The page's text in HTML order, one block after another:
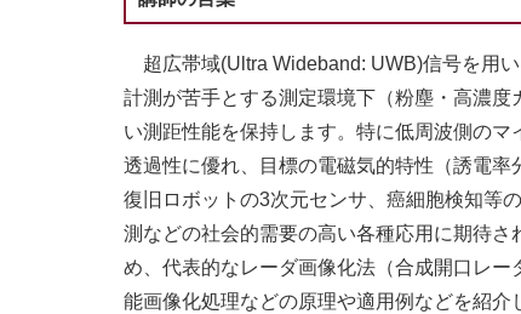
超広帯域(Ultra Wideband: UWB)信号を用
計測が苦手とする測定環境下（粉塵・高濃
い測距性能を保持します。特に低周波側の
透過性に優れ、目標の電磁気的特性（誘電
復旧ロボットの3次元センサ、癌細胞検知等
測などの社会的需要の高い各種応用に期待
め、代表的なレーダ画像化法（合成開口レ
能画像化処理などの原理や適用例などを紹